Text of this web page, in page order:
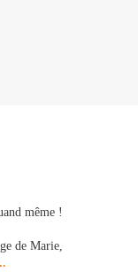
même !
de Marie,